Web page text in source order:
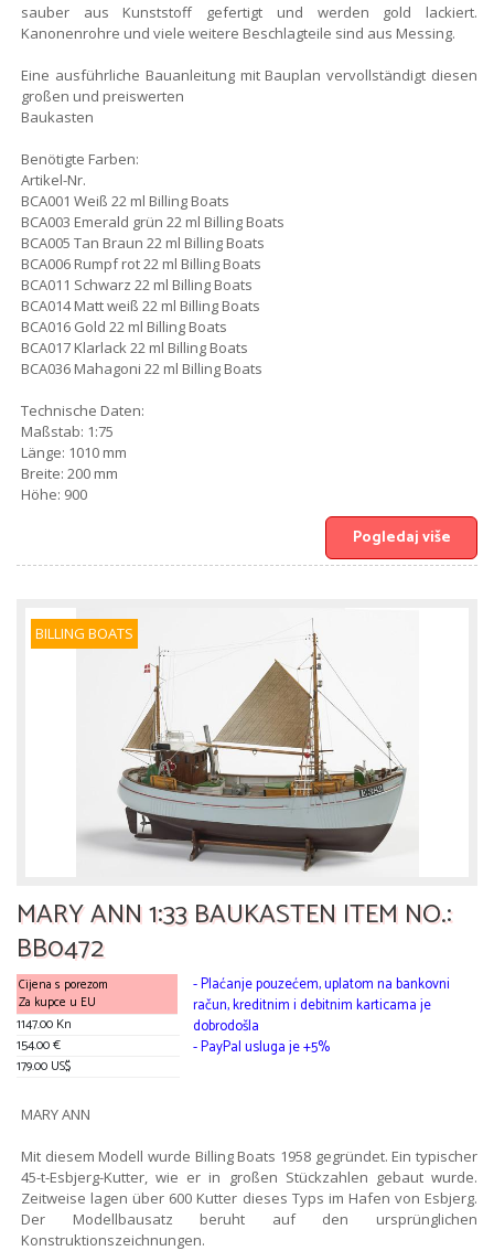
sauber aus Kunststoff gefertigt und werden gold lackiert.
Kanonenrohre und viele weitere Beschlagteile sind aus Messing.
Eine ausführliche Bauanleitung mit Bauplan vervollständigt diesen
großen und preiswerten
Baukasten
Benötigte Farben:
Artikel-Nr.
BCA001 Weiß 22 ml Billing Boats
BCA003 Emerald grün 22 ml Billing Boats
BCA005 Tan Braun 22 ml Billing Boats
BCA006 Rumpf rot 22 ml Billing Boats
BCA011 Schwarz 22 ml Billing Boats
BCA014 Matt weiß 22 ml Billing Boats
BCA016 Gold 22 ml Billing Boats
BCA017 Klarlack 22 ml Billing Boats
BCA036 Mahagoni 22 ml Billing Boats
Technische Daten:
Maßstab: 1:75
Länge: 1010 mm
Breite: 200 mm
Höhe: 900
Pogledaj više
BILLING BOATS
MARY ANN 1:33 BAUKASTEN ITEM NO.:
BB0472
Cijena s porezom
Za kupce u EU
1147.00 Kn
154.00 €
179.00 US$
- Plaćanje pouzećem, uplatom na bankovni
račun, kreditnim i debitnim karticama je
dobrodošla
- PayPal usluga je +5%
MARY ANN
Mit diesem Modell wurde Billing Boats 1958 gegründet. Ein typischer
45-t-Esbjerg-Kutter, wie er in großen Stückzahlen gebaut wurde.
Zeitweise lagen über 600 Kutter dieses Typs im Hafen von Esbjerg.
Der Modellbausatz beruht auf den ursprünglichen
Konstruktionszeichnungen.